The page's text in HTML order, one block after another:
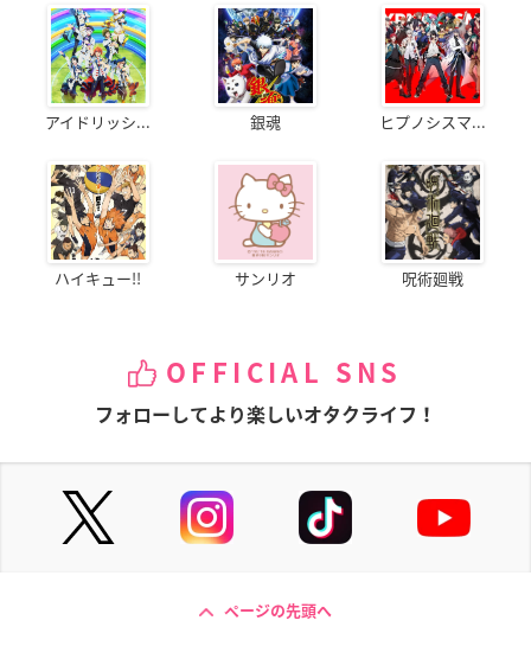
アイドリッシ... 銀魂 ヒプノシスマ...
ハイキュー!! サンリオ 呪術廻戦
OFFICIAL SNS
フォローしてより楽しいオタクライフ！
ページの先頭へ